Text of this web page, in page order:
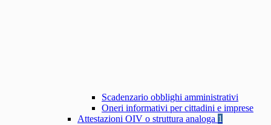
Scadenzario obblighi amministrativi
Oneri informativi per cittadini e imprese
Attestazioni OIV o struttura analoga 1